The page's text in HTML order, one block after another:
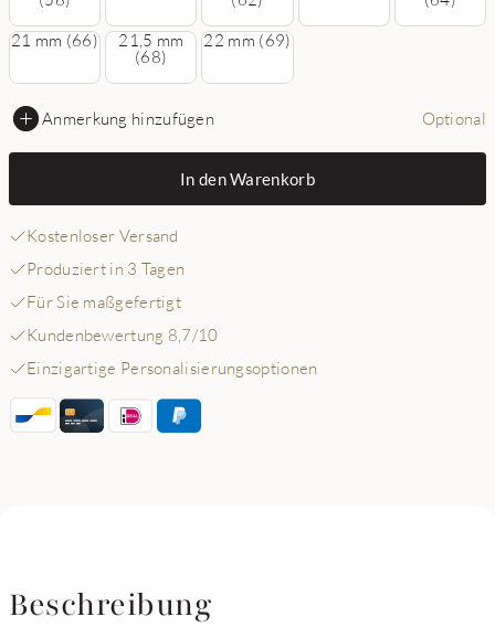
21 mm (66)
21,5 mm
(68)
22 mm (69)
Anmerkung hinzufügen Optional
In den Warenkorb
Kostenloser Versand
Produziert in 3 Tagen
Für Sie maßgefertigt
Kundenbewertung 8,7/10
Einzigartige Personalisierungsoptionen
Beschreibung